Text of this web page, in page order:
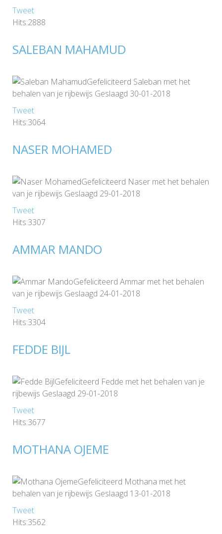
Tweet
Hits:2888
SALEBAN MAHAMUD
Gefeliciteerd Saleban met het
behalen van je rijbewijs Geslaagd 30-01-2018
Tweet
Hits:3064
NASER MOHAMED
Gefeliciteerd Naser met het behalen
van je rijbewijs Geslaagd 29-01-2018
Tweet
Hits:3307
AMMAR MANDO
Gefeliciteerd Ammar met het behalen
van je rijbewijs Geslaagd 24-01-2018
Tweet
Hits:3304
FEDDE BIJL
Gefeliciteerd Fedde met het behalen van je
rijbewijs Geslaagd 29-01-2018
Tweet
Hits:3677
MOTHANA OJEME
Gefeliciteerd Mothana met het
behalen van je rijbewijs Geslaagd 13-01-2018
Tweet
Hits:3562